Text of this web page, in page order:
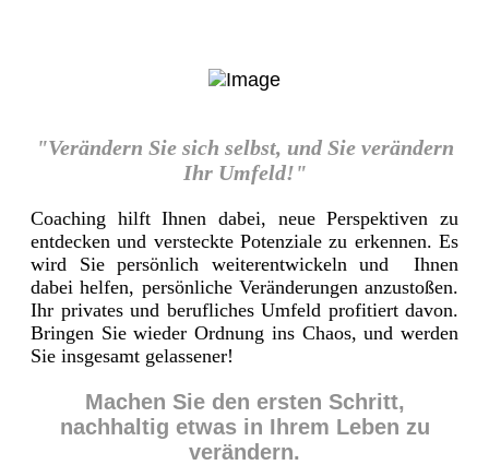
"Verändern Sie sich selbst, und Sie verändern
Ihr Umfeld!"
Coaching hilft Ihnen dabei, neue Perspektiven zu
entdecken und versteckte Potenziale zu erkennen. Es
wird Sie persönlich weiterentwickeln und Ihnen
dabei helfen, persönliche Veränderungen anzustoßen.
Ihr privates und berufliches Umfeld profitiert davon.
Bringen Sie wieder Ordnung ins Chaos, und werden
Sie insgesamt gelassener!
Machen Sie den ersten Schritt,
nachhaltig etwas in Ihrem Leben zu
verändern.